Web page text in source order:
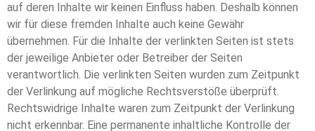
auf deren Inhalte wir keinen Einfluss haben. Deshalb können
wir für diese fremden Inhalte auch keine Gewähr
übernehmen. Für die Inhalte der verlinkten Seiten ist stets
der jeweilige Anbieter oder Betreiber der Seiten
verantwortlich. Die verlinkten Seiten wurden zum Zeitpunkt
der Verlinkung auf mögliche Rechtsverstöße überprüft.
Rechtswidrige Inhalte waren zum Zeitpunkt der Verlinkung
nicht erkennbar. Eine permanente inhaltliche Kontrolle der